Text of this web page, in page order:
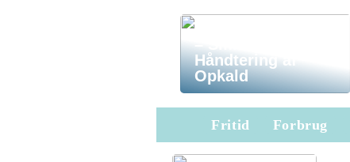
– Smidig
Håndtering af
Opkald
Fritid Forbrug